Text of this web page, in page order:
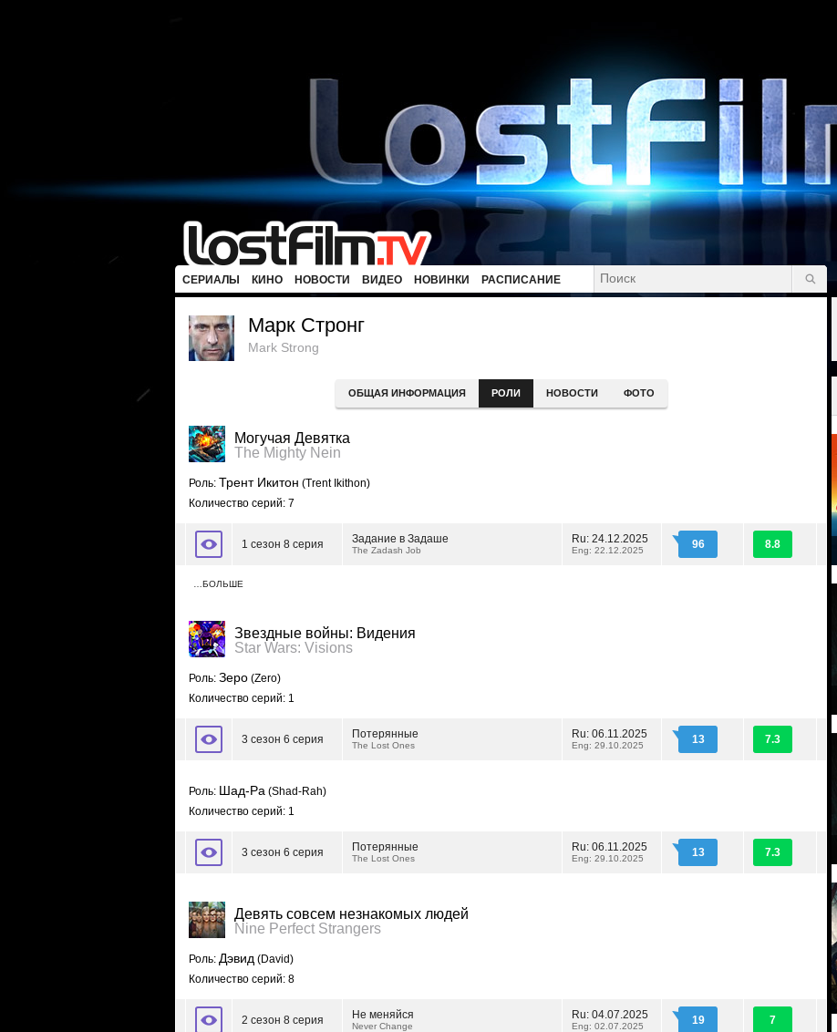
СЕРИАЛЫ КИНО НОВОСТИ ВИДЕО НОВИНКИ РАСПИСАНИЕ
Марк Стронг
Mark Strong
ОБЩАЯ ИНФОРМАЦИЯ РОЛИ НОВОСТИ ФОТО
Могучая Девятка
The Mighty Nein
Роль: Трент Икитон (Trent Ikithon)
Количество серий: 7
1 сезон 8 серия Задание в Задаше
The Zadash Job
Ru: 24.12.2025
Eng: 22.12.2025 96 8.8
…БОЛЬШЕ
Звездные войны: Видения
Star Wars: Visions
Роль: Зеро (Zero)
Количество серий: 1
3 сезон 6 серия Потерянные
The Lost Ones
Ru: 06.11.2025
Eng: 29.10.2025 13 7.3
Роль: Шад-Ра (Shad-Rah)
Количество серий: 1
3 сезон 6 серия Потерянные
The Lost Ones
Ru: 06.11.2025
Eng: 29.10.2025 13 7.3
Девять совсем незнакомых людей
Nine Perfect Strangers
Роль: Дэвид (David)
Количество серий: 8
2 сезон 8 серия Не меняйся
Never Change
Ru: 04.07.2025
Eng: 02.07.2025 19 7